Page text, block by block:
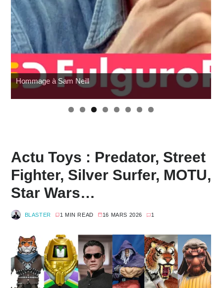
SDCC 2026 : Toutes les infos
Actu Toys : Predator, Street
Fighter, Silver Surfer, MOTU,
Star Wars…
BLASTER 1 MIN READ 16 MARS 2026 1